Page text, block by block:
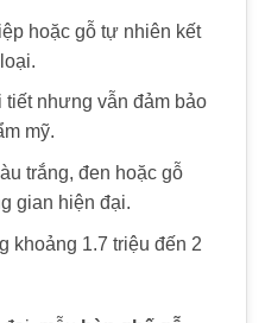
hoặc gỗ tự nhiên kết
tiết nhưng vẫn đảm bảo
mỹ.
trắng, đen hoặc gỗ
gian hiện đại.
khoảng 1.7 triệu đến 2